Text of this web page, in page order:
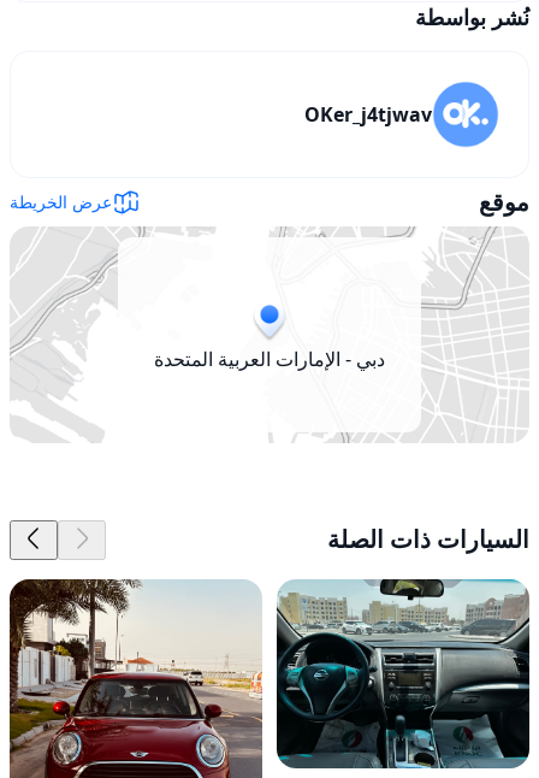
نُشر بواسطة
OKer_j4tjwav
موقع عرض الخريطة
دبي - الإمارات العربية المتحدة
السيارات ذات الصلة